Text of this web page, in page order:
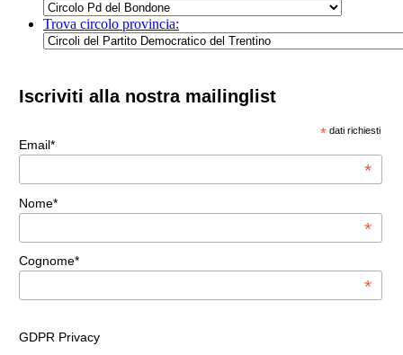
Trova circolo provincia:
Iscriviti alla nostra mailinglist
* dati richiesti
Email*
*
Nome*
*
Cognome*
*
GDPR Privacy